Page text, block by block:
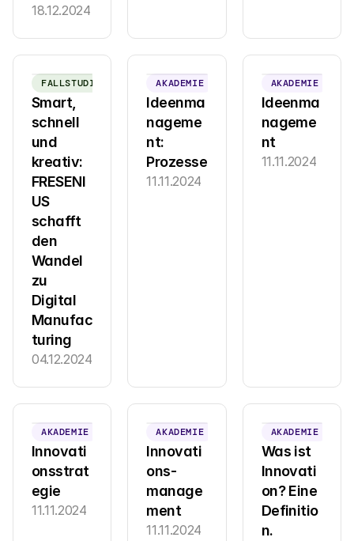
18.12.2024
FALLSTUDIE
Smart,
schnell
und
kreativ:
FRESENI
US
schafft
den
Wandel
zu
Digital
Manufac
turing
04.12.2024
AKADEMIE
Ideenma
nageme
nt:
Prozesse
11.11.2024
AKADEMIE
Ideenma
nageme
nt
11.11.2024
AKADEMIE
Innovati
onsstrat
egie
11.11.2024
AKADEMIE
Innovati
ons-
manage
ment
11.11.2024
AKADEMIE
Was ist
Innovati
on? Eine
Definitio
n.